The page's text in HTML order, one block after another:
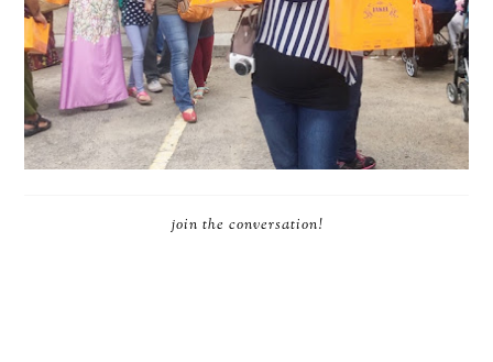
join the conversation!